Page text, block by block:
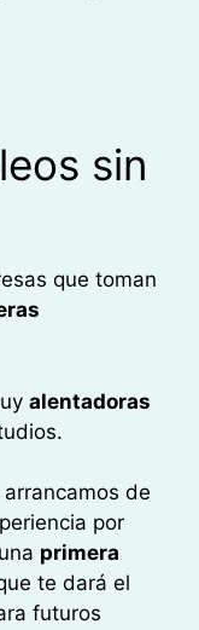
sin
que toman
alentadoras
de
por
primera
te dará el
futuros